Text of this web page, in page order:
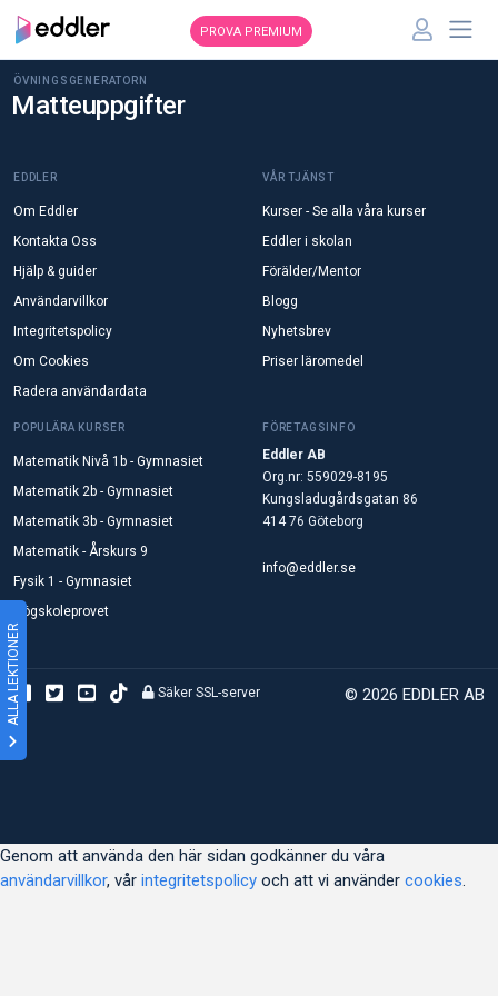
ALLA LEKTIONER
PROVA PREMIUM
ÖVNINGSGENERATORN
Matteuppgifter
EDDLER
Om Eddler
Kontakta Oss
Hjälp & guider
Användarvillkor
Integritetspolicy
Om Cookies
Radera användardata
VÅR TJÄNST
Kurser - Se alla våra kurser
Eddler i skolan
Förälder/Mentor
Blogg
Nyhetsbrev
Priser läromedel
POPULÄRA KURSER
Matematik Nivå 1b - Gymnasiet
Matematik 2b - Gymnasiet
Matematik 3b - Gymnasiet
Matematik - Årskurs 9
Fysik 1 - Gymnasiet
Högskoleprovet
FÖRETAGSINFO
Eddler AB
Org.nr: 559029-8195
Kungsladugårdsgatan 86
414 76 Göteborg
info@eddler.se
© 2026 EDDLER AB
Säker SSL-server
Genom att använda den här sidan godkänner du våra
användarvillkor, vår integritetspolicy och att vi använder cookies.